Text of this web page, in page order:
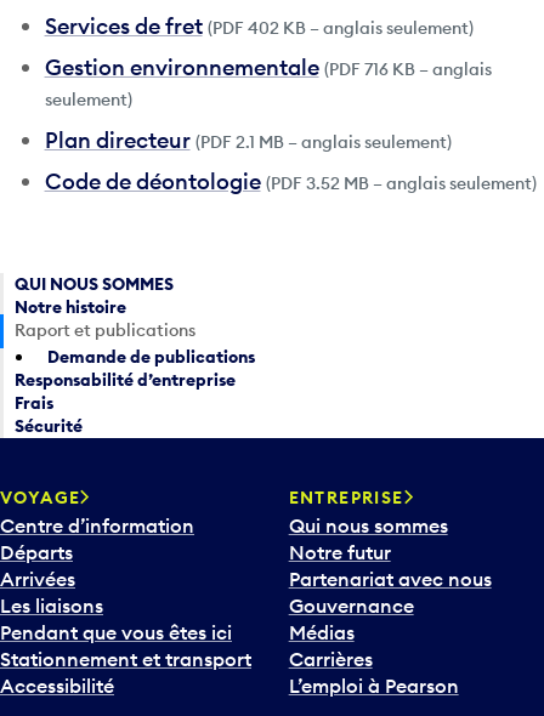
Services de fret (PDF 402 KB – anglais seulement)
Gestion environnementale (PDF 716 KB – anglais
seulement)
Plan directeur (PDF 2.1 MB – anglais seulement)
Code de déontologie (PDF 3.52 MB – anglais seulement)
QUI NOUS SOMMES
Notre histoire
Raport et publications
Demande de publications
Responsabilité d’entreprise
Frais
Sécurité
VOYAGE
Centre d’information
Départs
Arrivées
Les liaisons
Pendant que vous êtes ici
Stationnement et transport
Accessibilité
ENTREPRISE
Qui nous sommes
Notre futur
Partenariat avec nous
Gouvernance
Médias
Carrières
L’emploi à Pearson